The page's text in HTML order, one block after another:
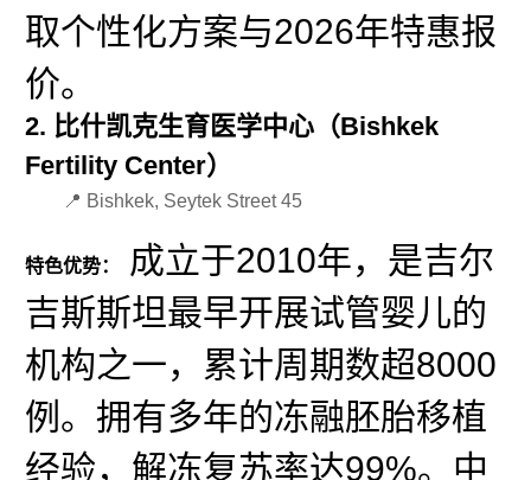
取个性化方案与2026年特惠报
价。
2. 比什凯克生育医学中心（Bishkek
Fertility Center）
📍 Bishkek, Seytek Street 45
特色优势：
成立于2010年，是吉尔
吉斯斯坦最早开展试管婴儿的
机构之一，累计周期数超8000
例。拥有多年的冻融胚胎移植
经验，解冻复苏率达99%。中